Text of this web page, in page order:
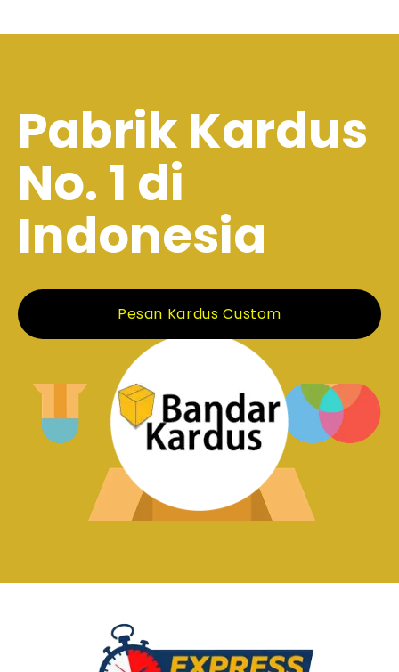
Pabrik Kardus
No. 1 di
Indonesia
Pesan Kardus Custom